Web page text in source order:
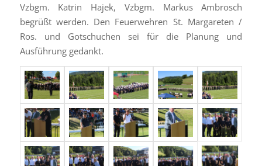
Vzbgm. Katrin Hajek, Vzbgm. Markus Ambrosch
begrüßt werden. Den Feuerwehren St. Margareten /
Ros. und Gotschuchen sei für die Planung und
Ausführung gedankt.